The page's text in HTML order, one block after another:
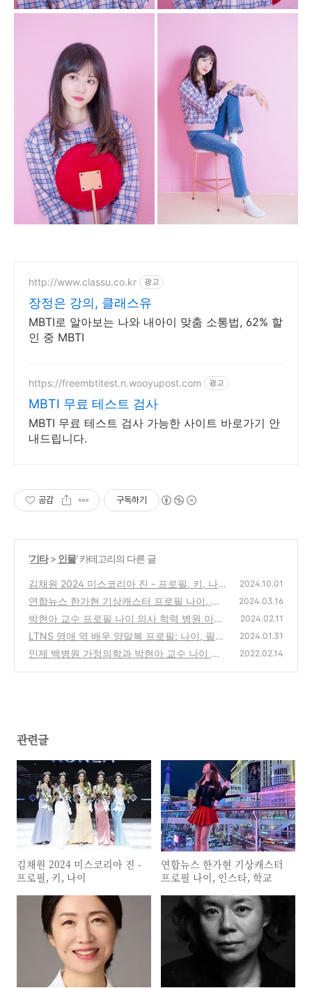
http://www.classu.co.kr 광고
장정은 강의, 클래스유
MBTI로 알아보는 나와 내아이 맞춤 소통법, 62% 할
인 중 MBTI
https://freembtitest.n.wooyupost.com 광고
MBTI 무료 테스트 검사
MBTI 무료 테스트 검사 가능한 사이트 바로가기 안
내드립니다.
공감 구독하기
'기타> 인물' 카테고리의 다른 글
김채원 2024 미스코리아 진 - 프로필, 키, 나이
(0)
2024.10.01
연합뉴스 한가현 기상캐스터 프로필 나이, 인
스타, 학교
(0)
2024.03.16
박현아 교수 프로필 나이 의사 학력 병원 아침
마당
(0)
2024.02.11
LTNS 영애 역 배우 양말복 프로필: 나이, 필모
(0)
2024.01.31
인제 백병원 가정의학과 박현아 교수 나이 신
2022.02.14
관련글
김채원 2024 미스코리아 진 -
프로필, 키, 나이
연합뉴스 한가현 기상캐스터
프로필 나이, 인스타, 학교